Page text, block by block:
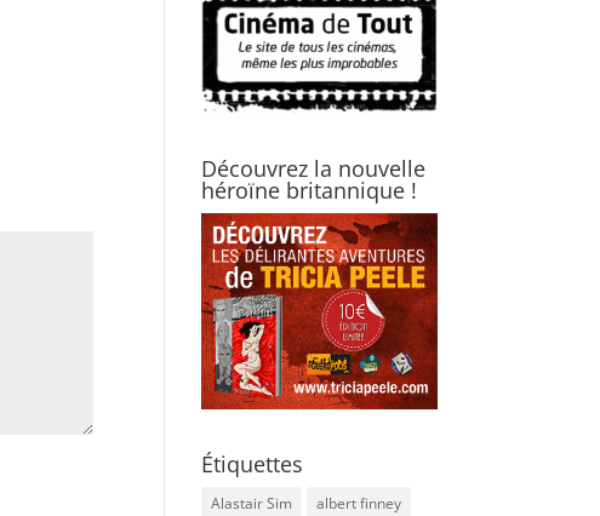
Découvrez la nouvelle
héroïne britannique !
Étiquettes
Alastair Sim
albert finney